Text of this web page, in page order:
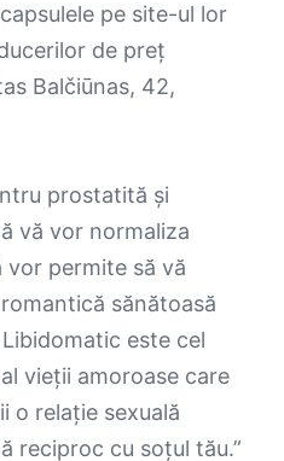
pe site-ul lor
de preț
Balčiūnas, 42,
prostatită și
vă vor normaliza
vor permite să vă
sănătoasă
este cel
vieții amoroase care
o relație sexuală
reciproc cu soțul tău.”